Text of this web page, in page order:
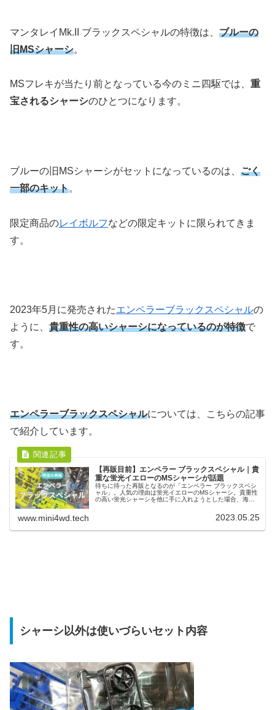
マンタレイMk.II ブラックスペシャルの特徴は、 ブルーの
旧MSシャーシ。
MSフレキが当たり前となっている今のミニ四駆では、 重
宝されるシャーシのひとつになります。
ブルーの旧MSシャーシがセットになっているのは、 ごく
一部のキット。
限定商品のレイボルフなどの限定キットに限られてきま
す。
2023年5月に発売されたエンペラーブラックスペシャルの
ように、 貴重性の高いシャーシになっているのが特徴で
す。
エンペラーブラックスペシャルについては、こちらの記事
で紹介しています。
【再販目前】エンペラー ブラックスペシャル｜貴
重な蛍光イエローのMSシャーシが話題
待ちに待った再販となるのが「エンペラー ブラックスペシ
ャル」。人気の理由は蛍光イエローのMSシャーシ。貴重性
の高い蛍光シャーシを他に手に入れようとした場合、海外
www.mini4wd.tech 2023.05.25
シャーシ以外は使いづらいセット内容